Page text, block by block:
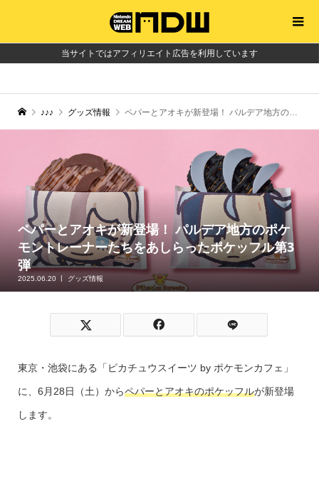
当サイトではアフィリエイト広告を利用しています
♪♪♪ グッズ情報 ペパーとアオキが新登場！ パルデア地方のポケモントレーナーたちをあしらったポケッフル第3弾
ペパーとアオキが新登場！ パルデア地方のポケ
モントレーナーたちをあしらったポケッフル第3
弾
2025.06.20 グッズ情報
東京・池袋にある「ピカチュウスイーツ by ポケモンカフェ」
に、6月28日（土）からペパーとアオキのポケッフルが新登場
します。